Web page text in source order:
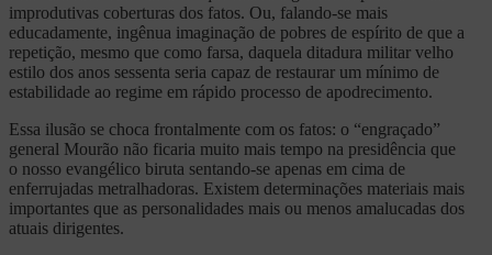
improdutivas coberturas dos fatos. Ou, falando-se mais
educadamente, ingênua imaginação de pobres de espírito de que a
repetição, mesmo que como farsa, daquela ditadura militar velho
estilo dos anos sessenta seria capaz de restaurar um mínimo de
estabilidade ao regime em rápido processo de apodrecimento.
Essa ilusão se choca frontalmente com os fatos: o “engraçado”
general Mourão não ficaria muito mais tempo na presidência que
o nosso evangélico biruta sentando-se apenas em cima de
enferrujadas metralhadoras. Existem determinações materiais mais
importantes que as personalidades mais ou menos amalucadas dos
atuais dirigentes.